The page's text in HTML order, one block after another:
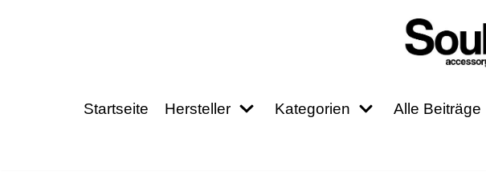
Startseite Hersteller Kategorien Alle Beiträge